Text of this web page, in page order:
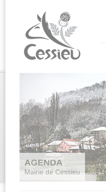
AGENDA
Mairie de Cessieu